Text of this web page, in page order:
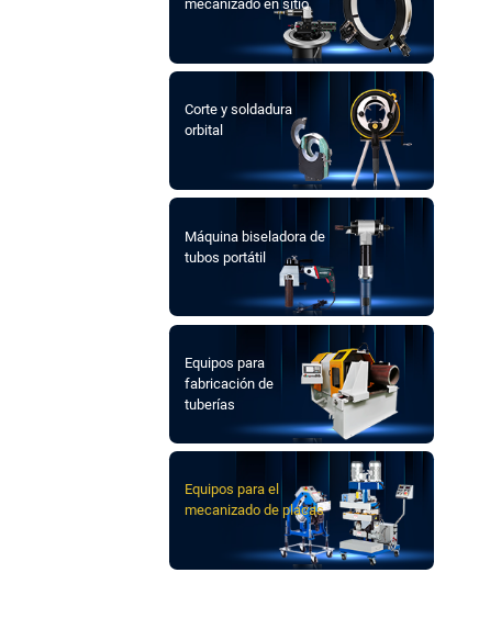
mecanizado en sitio
Corte y soldadura
orbital
Máquina biseladora de
tubos portátil
Equipos para
fabricación de
tuberías
Equipos para el
mecanizado de placas